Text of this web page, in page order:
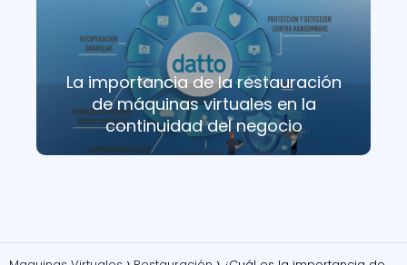
La importancia de la restauración
de máquinas virtuales en la
continuidad del negocio